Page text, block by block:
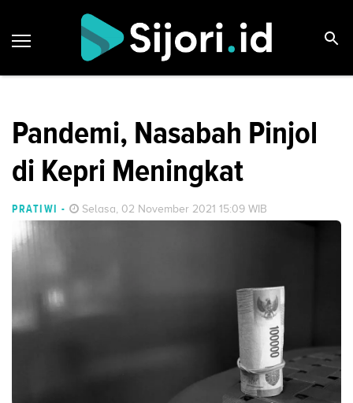
Pandemi, Nasabah Pinjol
di Kepri Meningkat
PRATIWI - Selasa, 02 November 2021 15:09 WIB